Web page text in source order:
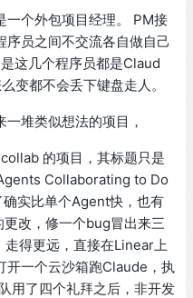
一个外包项目经理。 PM接
员之间不交流各自做自己
这几个程序员都是Claud
变都不会丢下键盘走人。
堆类似想法的项目，
的项目，其标题只是
Collaborating to Do
实比单个Agent快，也有
改，修一个bug冒出来三
得更远，直接在Linear上
开一个云沙箱跑Claude，执
用了四个礼拜之后，非开发